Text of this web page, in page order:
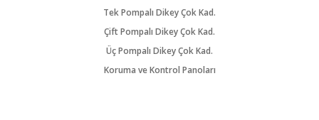
Tek Pompalı Dikey Çok Kad.
Çift Pompalı Dikey Çok Kad.
Üç Pompalı Dikey Çok Kad.
Koruma ve Kontrol Panoları